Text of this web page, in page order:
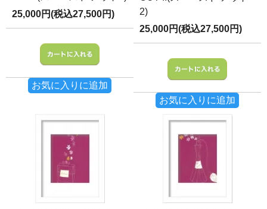
25,000円(税込27,500円)
お気に入りに追加
2)
25,000円(税込27,500円)
お気に入りに追加